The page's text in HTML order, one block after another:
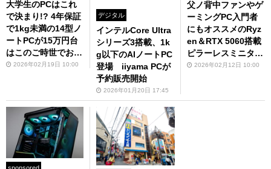
大学生のPCはこれ
で決まり!? 4年保証
で1kg未満の14型ノ
ートPCが15万円台
はこのご時世でお手
頃すぎる
2026年02月19日 10:00
デジタル
インテルCore Ultra
シリーズ3搭載、1k
g以下のAIノートPC
登場 iiyama PCが
予約販売開始
2026年01月20日 17:45
父ノ背中ファンやゲ
ーミングPC入門者
にもオススメのRyz
en＆RTX 5060搭載
ピラーレスミニタワ
ー2026年02月12日 10:00